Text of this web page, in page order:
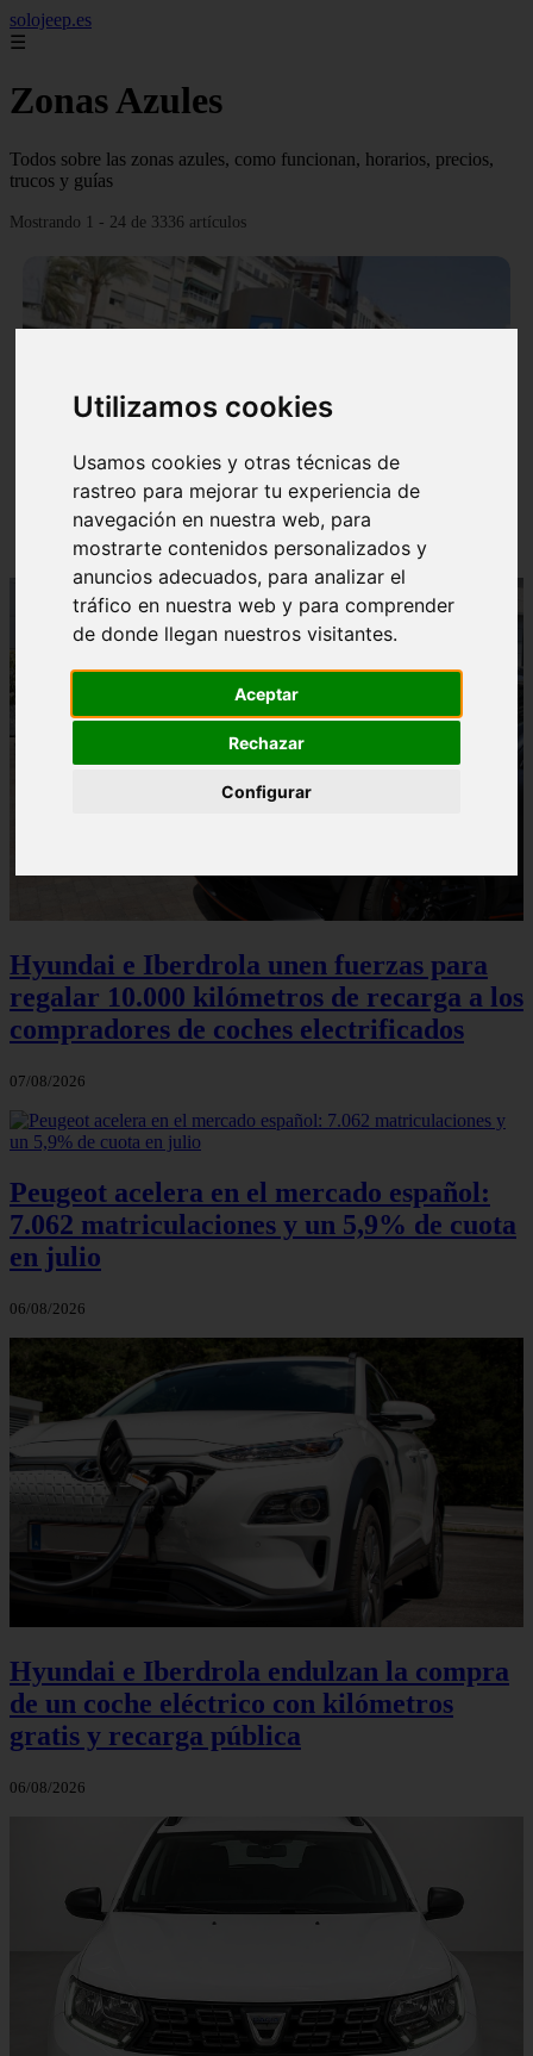
Utilizamos cookies
Usamos cookies y otras técnicas de
rastreo para mejorar tu experiencia de
navegación en nuestra web, para
mostrarte contenidos personalizados y
anuncios adecuados, para analizar el
tráfico en nuestra web y para comprender
de donde llegan nuestros visitantes.
Aceptar
Rechazar
Configurar
solojeep.es
☰
Zonas Azules
Todos sobre las zonas azules, como funcionan, horarios, precios,
trucos y guías
Mostrando 1 - 24 de 3336 artículos
▷ Zona Azul Córdoba 《 Horarios y Tarifas 2024 》
Hyundai e Iberdrola unen fuerzas para
regalar 10.000 kilómetros de recarga a los
compradores de coches electrificados
07/08/2026
Peugeot acelera en el mercado español:
7.062 matriculaciones y un 5,9% de cuota
en julio
06/08/2026
Hyundai e Iberdrola endulzan la compra
de un coche eléctrico con kilómetros
gratis y recarga pública
06/08/2026